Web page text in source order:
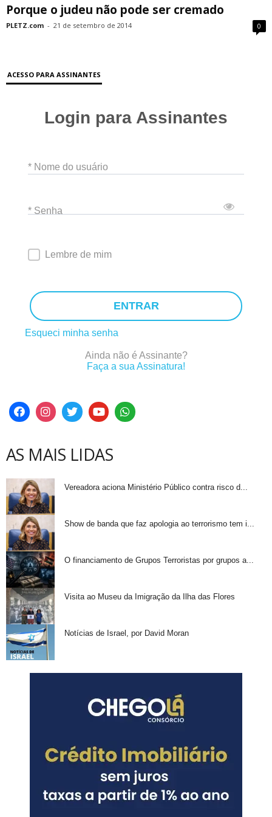
Porque o judeu não pode ser cremado
PLETZ.com - 21 de setembro de 2014 0
ACESSO PARA ASSINANTES
Login para Assinantes
* Nome do usuário
* Senha
Lembre de mim
ENTRAR
Esqueci minha senha
Ainda não é Assinante?
Faça a sua Assinatura!
AS MAIS LIDAS
Vereadora aciona Ministério Público contra risco d...
Show de banda que faz apologia ao terrorismo tem i...
O financiamento de Grupos Terroristas por grupos a...
Visita ao Museu da Imigração da Ilha das Flores
Notícias de Israel, por David Moran